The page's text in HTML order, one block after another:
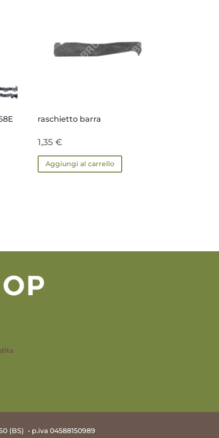
raschietto barra
1,35 €
Aggiungi al carrello
(BS) • p.iva 04588150989